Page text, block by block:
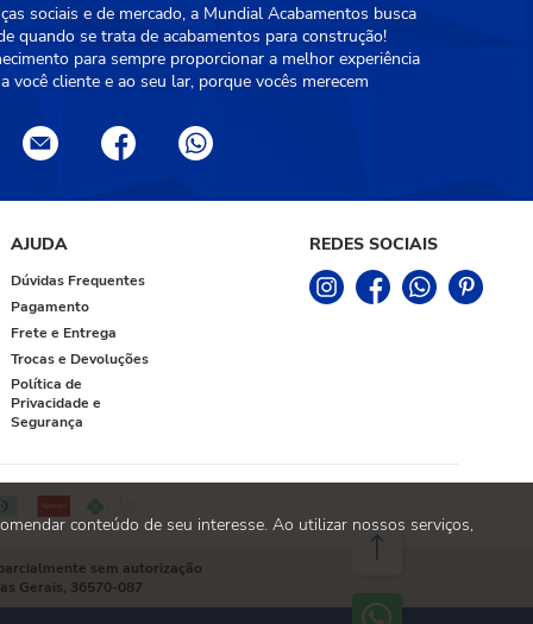
sociais e de mercado, a Mundial Acabamentos busca
quando se trata de acabamentos para construção!
para sempre proporcionar a melhor experiência
cliente e ao seu lar, porque vocês merecem
AJUDA
Dúvidas Frequentes
Pagamento
Frete e Entrega
Trocas e Devoluções
Política de
Privacidade e
Segurança
REDES SOCIAIS
sem autorização
Gerais, 36570-087
conteúdo de seu interesse. Ao utilizar nossos serviços,